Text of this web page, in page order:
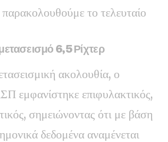
το τελευταίο
6,5 Ρίχτερ
ακολουθία, ο
εμφανίστηκε επιφυλακτικός,
σημειώνοντας ότι με βάση
δεδομένα αναμένεται